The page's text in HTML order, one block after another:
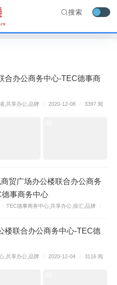
搜索
合办公商务中心-TEC德事商
共享办公 品牌 / 2020-12-08 /
3397 阅
贸广场办公楼联合办公商务
德事商务中心
/ TEC德事商务中心 共享办公 徐汇 品牌
/
楼联合办公商务中心-TEC德
,共享办公,品牌 / 2020-12-04 /
3116 阅